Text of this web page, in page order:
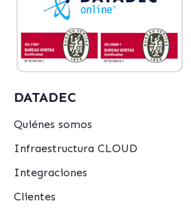
DATADEC
Quiénes somos
Infraestructura CLOUD
Integraciones
Clientes